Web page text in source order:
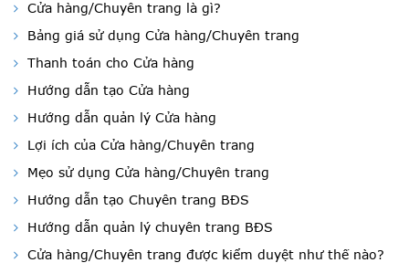
Cửa hàng/Chuyên trang là gì?
Bảng giá sử dụng Cửa hàng/Chuyên trang
Thanh toán cho Cửa hàng
Hướng dẫn tạo Cửa hàng
Hướng dẫn quản lý Cửa hàng
Lợi ích của Cửa hàng/Chuyên trang
Mẹo sử dụng Cửa hàng/Chuyên trang
Hướng dẫn tạo Chuyên trang BĐS
Hướng dẫn quản lý chuyên trang BĐS
Cửa hàng/Chuyên trang được kiểm duyệt như thế nào?